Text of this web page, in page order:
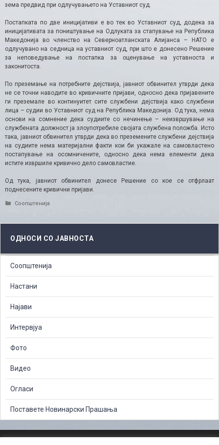
зема предвид при одлучувањето на Уставниот суд.
Постапката по две иницијативи е во тек во Уставниот суд, додека за
иницијативата за поништување на Одлуката за стапување на Република
Македонија во членство на Северноатланската Алијанса – НАТО е
одлучувано на седница на уставниот суд, при што е донесено Решение
за неповедување на постапка за оценување на уставноста и
законитоста.
По преземање на потребните дејствија, јавниот обвинител утврди дека
не се точни наводите во кривичните пријави, односно дека пријавените
ги преземале во континуитет сите службени дејствија како службени
лица – судии во Уставниот суд на Република Македонија. Од тука, нема
основи на сомнение дека судиите со нечинење – неизвршување на
службената должност ја злоупотребиле својата службена положба. Исто
така, јавниот обвинител утврди дека во преземените службени дејствија
на судиите нема материјални факти кои би укажале на самовластено
постапување на осомничените, односно дека нема елементи дека
истите извршиле кривично дело самовластие.
Од тука, јавниот обвинител донесе Решение со кое се отфрлаат
поднесените кривични пријави.
Categories
Соопштенија
ОДНОСИ СО ЈАВНОСТА
Соопштенија
Настани
Најави
Интервјуа
Фото
Видео
Огласи
Поставете Новинарски Прашања